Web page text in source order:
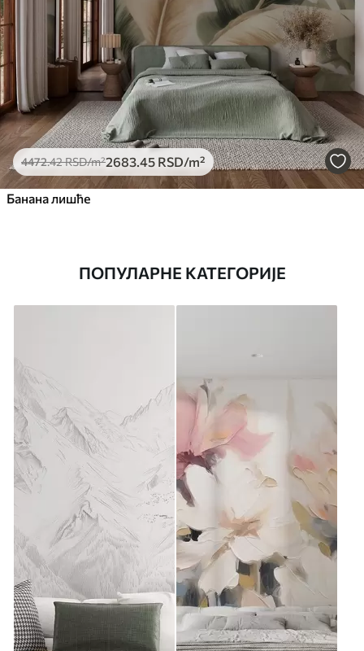
4472.42RSD/m²2683 .45 RSD/m²
Банана лишће
ПОПУЛАРНЕ КАТЕГОРИЈЕ